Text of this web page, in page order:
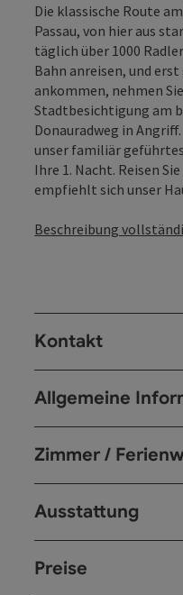
Die klassische Route
Passau, von hier aus
täglich über 1000
Bahn anreisen, und
ankommen, nehmen
Stadtbesichtigung am
Donauradweg in
unser familiär
Ihre 1. Nacht. Reisen
empfiehlt sich unser
Beschreibung
Kontakt
Allgemeine
Zimmer /
Ausstattung
Preise